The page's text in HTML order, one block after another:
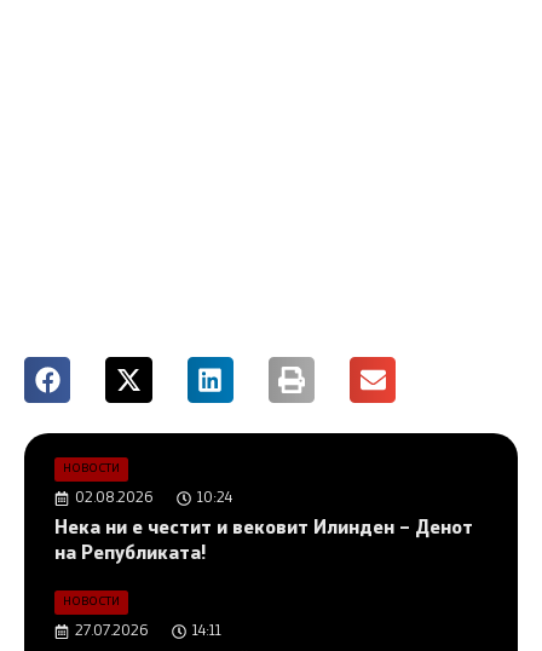
НОВОСТИ
02.08.2026 10:24
Нека ни е честит и вековит Илинден – Денот
на Републиката!
НОВОСТИ
27.07.2026 14:11